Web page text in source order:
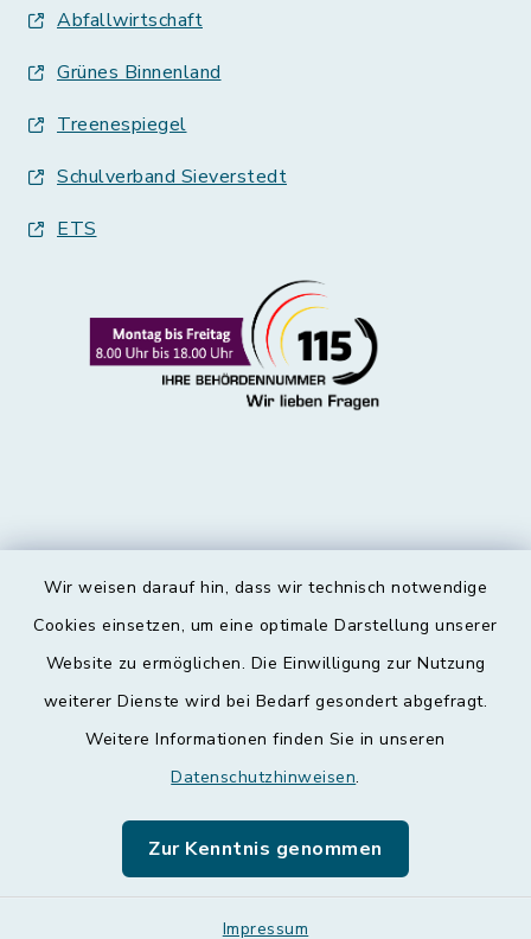
Wir weisen darauf hin, dass wir technisch notwendige
Cookies einsetzen, um eine optimale Darstellung unserer
Website zu ermöglichen. Die Einwilligung zur Nutzung
weiterer Dienste wird bei Bedarf gesondert abgefragt.
Weitere Informationen finden Sie in unseren
Datenschutzhinweisen.
Zur Kenntnis genommen
Impressum
Abfallwirtschaft
Grünes Binnenland
Treenespiegel
Schulverband Sieverstedt
ETS
Kontakt
Datenschutz
Leichte Sprache
Sitemap